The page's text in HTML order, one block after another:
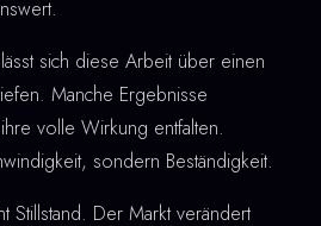
lässt sich diese Arbeit über einen
Manche Ergebnisse
volle Wirkung entfalten.
sondern Beständigkeit.
Stillstand. Der Markt verändert